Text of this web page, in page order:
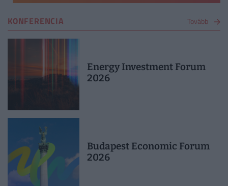
KONFERENCIA Tovább
Energy Investment Forum
2026
Budapest Economic Forum
2026